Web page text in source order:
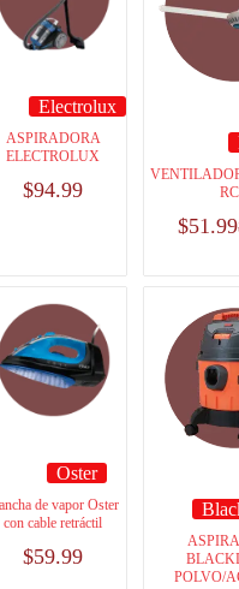
Electrolux
ASPIRADORA
ELECTROLUX
$94.99
$51.99
Oster
de vapor Oster
con cable retráctil
$59.99
POLVO/